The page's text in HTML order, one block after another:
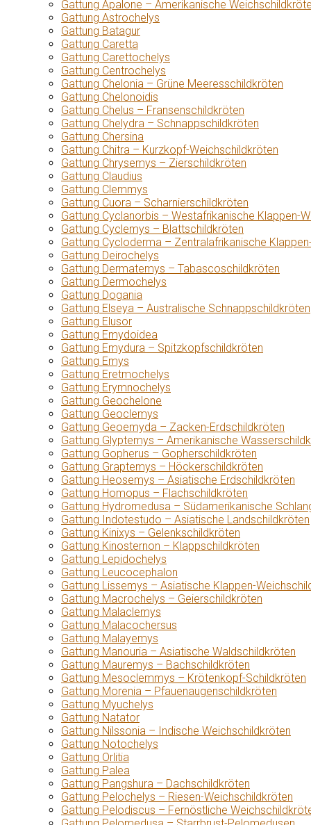
Gattung Apalone – Amerikanische
Gattung Astrochelys
Gattung Batagur
Gattung Caretta
Gattung Carettochelys
Gattung Centrochelys
Gattung Chelonia – Grüne Meeresschildkröten
Gattung Chelonoidis
Gattung Chelus – Fransenschildkröten
Gattung Chelydra – Schnappschildkröten
Gattung Chersina
Gattung Chitra – Kurzkopf-Weichschildkröten
Gattung Chrysemys – Zierschildkröten
Gattung Claudius
Gattung Clemmys
Gattung Cuora – Scharnierschildkröten
Gattung Cyclanorbis – Westafrikanische Klappen-
Gattung Cyclemys – Blattschildkröten
Gattung Cycloderma – Zentralafrikanische
Gattung Deirochelys
Gattung Dermatemys – Tabascoschildkröten
Gattung Dermochelys
Gattung Dogania
Gattung Elseya – Australische Schnappschildkröten
Gattung Elusor
Gattung Emydoidea
Gattung Emydura – Spitzkopfschildkröten
Gattung Emys
Gattung Eretmochelys
Gattung Erymnochelys
Gattung Geochelone
Gattung Geoclemys
Gattung Geoemyda – Zacken-Erdschildkröten
Gattung Glyptemys – Amerikanische
Gattung Gopherus – Gopherschildkröten
Gattung Graptemys – Höckerschildkröten
Gattung Heosemys – Asiatische Erdschildkröten
Gattung Homopus – Flachschildkröten
Gattung Hydromedusa – Südamerikanische
Gattung Indotestudo – Asiatische Landschildkröten
Gattung Kinixys – Gelenkschildkröten
Gattung Kinosternon – Klappschildkröten
Gattung Lepidochelys
Gattung Leucocephalon
Gattung Lissemys – Asiatische Klappen-
Gattung Macrochelys – Geierschildkröten
Gattung Malaclemys
Gattung Malacochersus
Gattung Malayemys
Gattung Manouria – Asiatische Waldschildkröten
Gattung Mauremys – Bachschildkröten
Gattung Mesoclemmys – Krötenkopf-Schildkröten
Gattung Morenia – Pfauenaugenschildkröten
Gattung Myuchelys
Gattung Natator
Gattung Nilssonia – Indische Weichschildkröten
Gattung Notochelys
Gattung Orlitia
Gattung Palea
Gattung Pangshura – Dachschildkröten
Gattung Pelochelys – Riesen-Weichschildkröten
Gattung Pelodiscus – Fernöstliche